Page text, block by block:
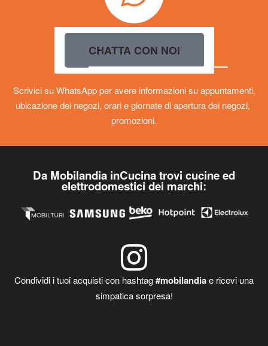
CHATTA CON NOI
Scrivici su WhatsApp per avere informazioni su appuntamenti,
ubicazione dei negozi, orari e giornate di apertura dei negozi,
promozioni.
Da Mobilandia inCucina trovi cucine ed
elettrodomestici dei marchi:
Condividi i tuoi acquisti con hashtag#mobilandiae ricevi una
simpatica sorpresa!